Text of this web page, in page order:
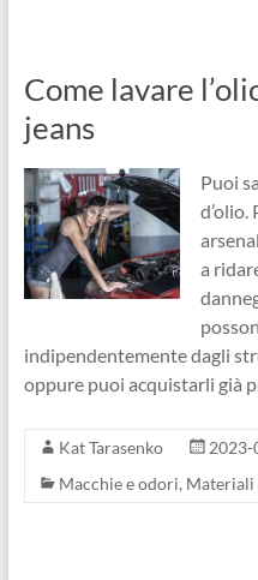
Come lavare
jeans
Puoi
d’olio.
a
indipendentemente dagli
oppure puoi acquistarli già
Kat Tarasenko
2023-
Macchie e odori, Materiali